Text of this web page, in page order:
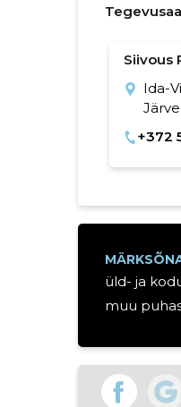
Siivous
Ida-
+372
üld- ja
muu